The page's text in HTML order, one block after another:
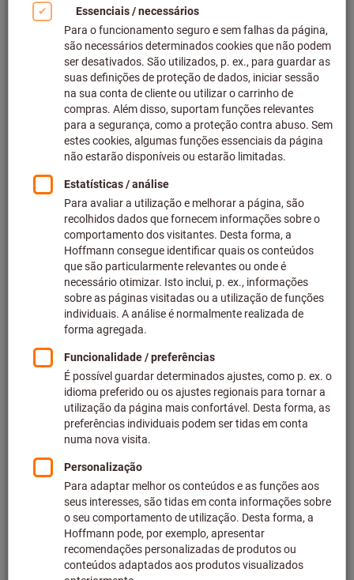
Clicar para aumentar imagem
Preço por 1 Peça
mais IVA à taxa atualPreços mais custos de entrega
sessão.